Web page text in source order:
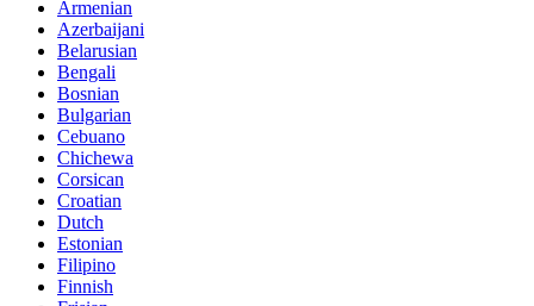
Armenian
Azerbaijani
Belarusian
Bengali
Bosnian
Bulgarian
Cebuano
Chichewa
Corsican
Croatian
Dutch
Estonian
Filipino
Finnish